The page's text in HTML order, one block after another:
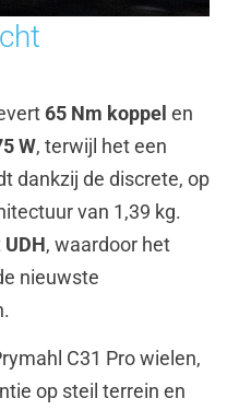
65 Nm koppel en
W, terwijl het een
dankzij de discrete, op
van 1,39 kg.
UDH, waardoor het
nieuwste
C31 Pro wielen,
op steil terrein en